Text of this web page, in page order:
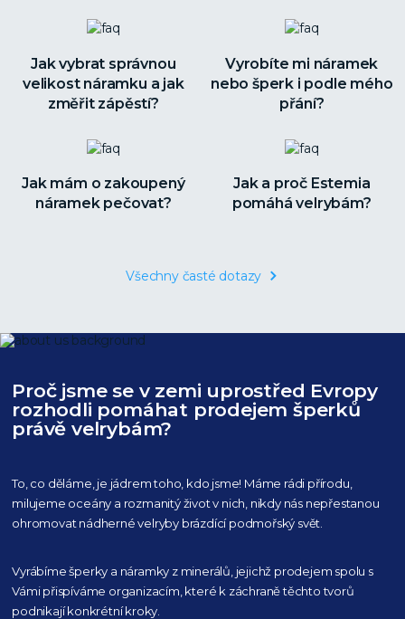
Jak vybrat správnou
velikost náramku a jak
změřit zápěstí?
Vyrobíte mi náramek
nebo šperk i podle mého
přání?
Jak mám o zakoupený
náramek pečovat?
Jak a proč Estemia
pomáhá velrybám?
Všechny časté dotazy
Proč jsme se v zemi uprostřed Evropy
rozhodli pomáhat prodejem šperků
právě velrybám?
To, co děláme, je jádrem toho, kdo jsme! Máme rádi přírodu,
milujeme oceány a rozmanitý život v nich, nikdy nás nepřestanou
ohromovat nádherné velryby brázdící podmořský svět.
Vyrábíme šperky a náramky z minerálů, jejichž prodejem spolu s
Vámi přispíváme organizacím, které k záchraně těchto tvorů
podnikají konkrétní kroky.